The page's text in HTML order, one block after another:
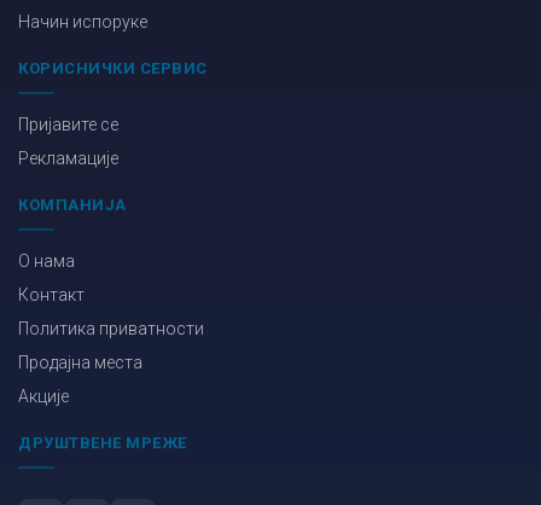
Начин испоруке
КОРИСНИЧКИ СЕРВИС
Пријавите се
Рекламације
КОМПАНИЈА
О нама
Контакт
Политика приватности
Продајна места
Акције
ДРУШТВЕНЕ МРЕЖЕ